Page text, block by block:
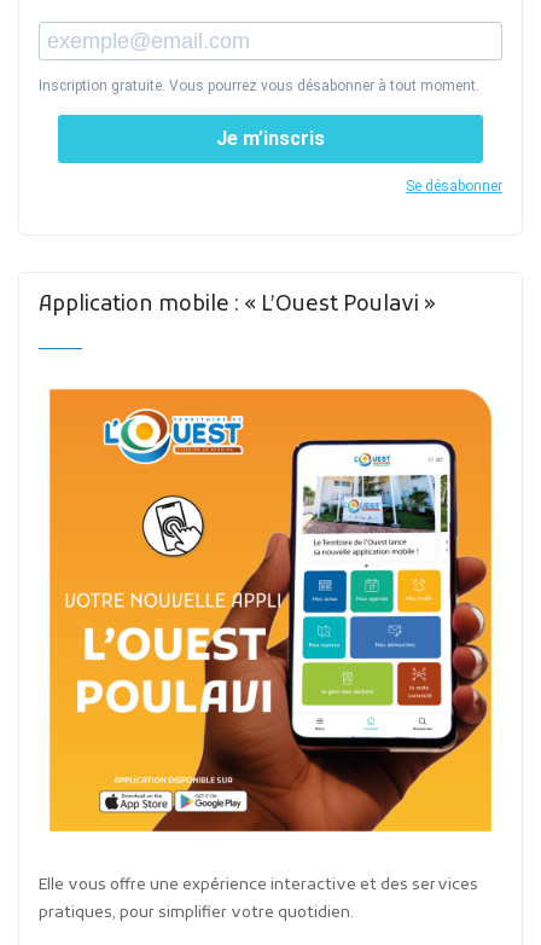
Inscription gratuite. Vous pourrez vous désabonner à tout moment.
Je m’inscris
Se désabonner
Application mobile : « L’Ouest Poulavi »
Elle vous offre une expérience interactive et des services
pratiques, pour simplifier votre quotidien.